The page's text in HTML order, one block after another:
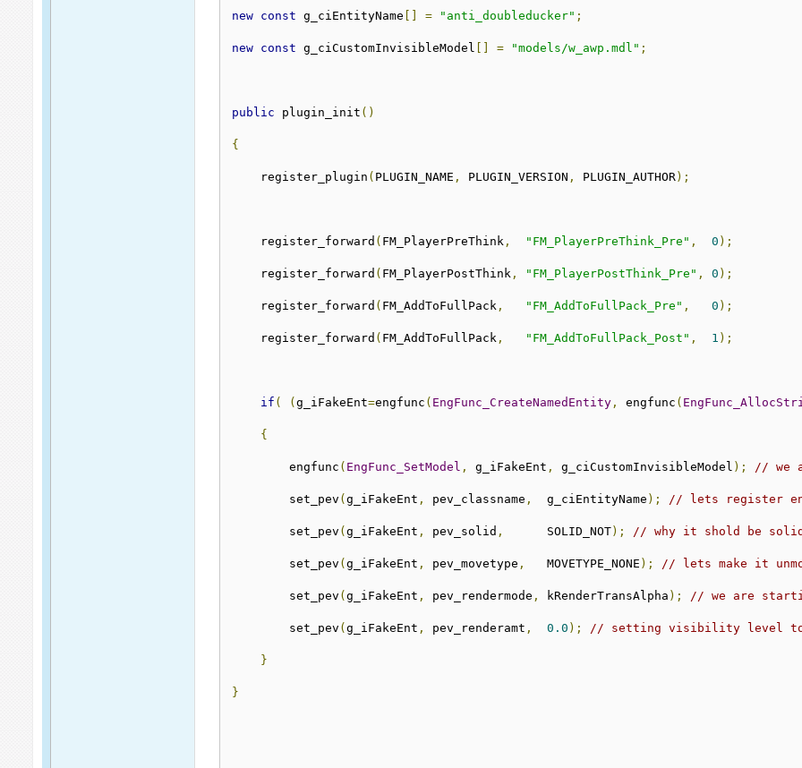
new const g_ciEntityName [] = "anti_doubleducker" ;
new const g_ciCustomInvisibleModel [] = "models/w_awp.mdl" ;
public plugin_init ()
{
    register_plugin
( PLUGIN_NAME , PLUGIN_VERSION , PLUGIN_AUTHOR);
    register_forward
( FM_PlayerPreThink , "FM_PlayerPreThink_Pre" , 0 );
    register_forward
( FM_PlayerPostThink , "FM_PlayerPostThink_Pre" , 0 );
    register_forward
( FM_AddToFullPack , "FM_AddToFullPack_Pre" , 0 );
    register_forward
( FM_AddToFullPack , "FM_AddToFullPack_Post" , 1 );
if ( (g_iFakeEnt=engfunc ( EngFunc_CreateNamedEntity , engfunc (
{
        engfunc
( EngFunc_SetModel , g_iFakeEnt , g_ciCustomInvisibleModel ); // we
        set_pev
(g_iFakeEnt , pev_classname ,
  g_ciEntityName
); // lets register
        set_pev
(g_iFakeEnt , pev_solid ,
      SOLID_NOT
); // why it shold be
        set_pev
(g_iFakeEnt , pev_movetype ,
   MOVETYPE_NONE
); // lets make it
        set_pev
(g_iFakeEnt , pev_rendermode , kRenderTransAlpha ); // we are
        set_pev
(g_iFakeEnt , pev_renderamt , 0.0 ); // setting visibility level
}
}